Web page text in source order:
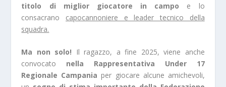
titolo di miglior giocatore in campo e lo
consacrano capocannoniere e leader tecnico della
squadra.
Ma non solo! Il ragazzo, a fine 2025, viene anche
convocato nella Rappresentativa Under 17
Regionale Campania per giocare alcune amichevoli,